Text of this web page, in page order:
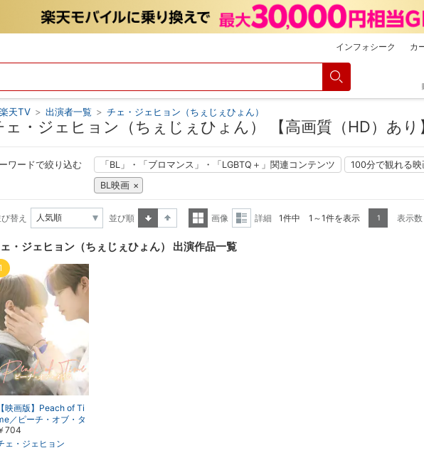
インフォシーク カ
楽天TV > 出演者一覧 > チェ・ジェヒョン（ちぇじぇひょん）
ェ・ジェヒョン（ちぇじぇひょん） 【高画質（HD）あり
ワードで絞り込む 「BL」・「ブロマンス」・「LGBTQ＋」関連コンテンツ 100分で観れる映
BL映画
替え
並び順
表示
画像
表示
詳細 1件中 1～1件を表示 1 表示数
・ジェヒョン（ちぇじぇひょん） 出演作品一覧
【映画版】Peach of Ti
／ピーチ・オブ・タ
ム
704
ェ・ジェヒョン